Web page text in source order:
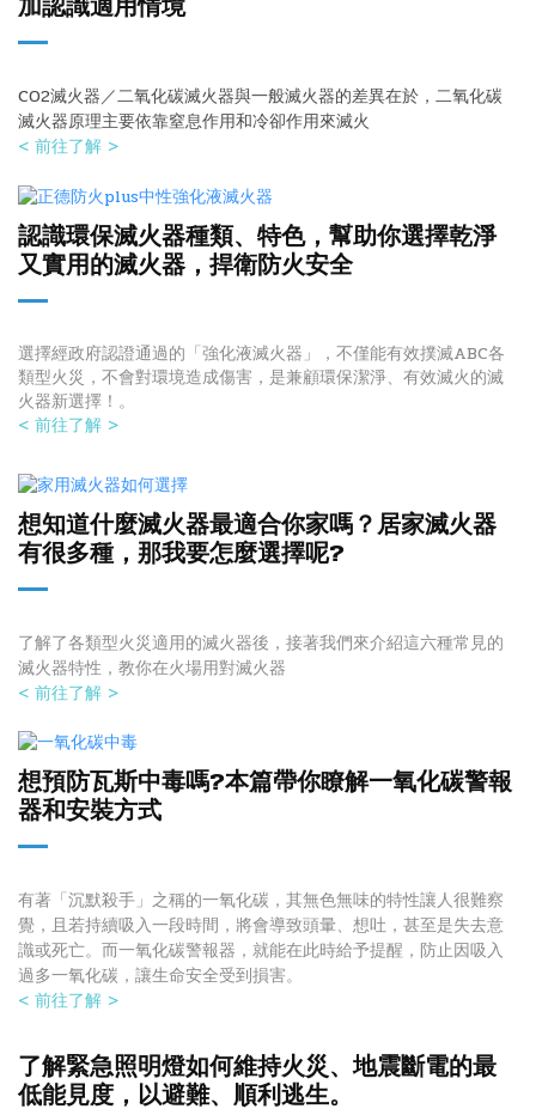
CO2滅火器／二氧化碳滅火器與一般滅火器的差異在於，二氧化碳
滅火器原理主要依靠窒息作用和冷卻作用來滅火
< 前往了解 >
認識環保滅火器種類、特色，幫助你選擇乾淨
又實用的滅火器，捍衛防火安全
選擇經政府認證通過的「強化液滅火器」，不僅能有效撲滅ABC各
類型火災，不會對環境造成傷害，是兼顧環保潔淨、有效滅火的滅
火器新選擇！。
< 前往了解 >
想知道什麼滅火器最適合你家嗎？居家滅火器
有很多種，那我要怎麼選擇呢?
了解了各類型火災適用的滅火器後，接著我們來介紹這六種常見的
滅火器特性，教你在火場用對滅火器
< 前往了解 >
想預防瓦斯中毒嗎?本篇帶你瞭解一氧化碳警報
器和安裝方式
有著「沉默殺手」之稱的一氧化碳，其無色無味的特性讓人很難察
覺，且若持續吸入一段時間，將會導致頭暈、想吐，甚至是失去意
識或死亡。而一氧化碳警報器，就能在此時給予提醒，防止因吸入
過多一氧化碳，讓生命安全受到損害。
< 前往了解 >
了解緊急照明燈如何維持火災、地震斷電的最
低能見度，以避難、順利逃生。